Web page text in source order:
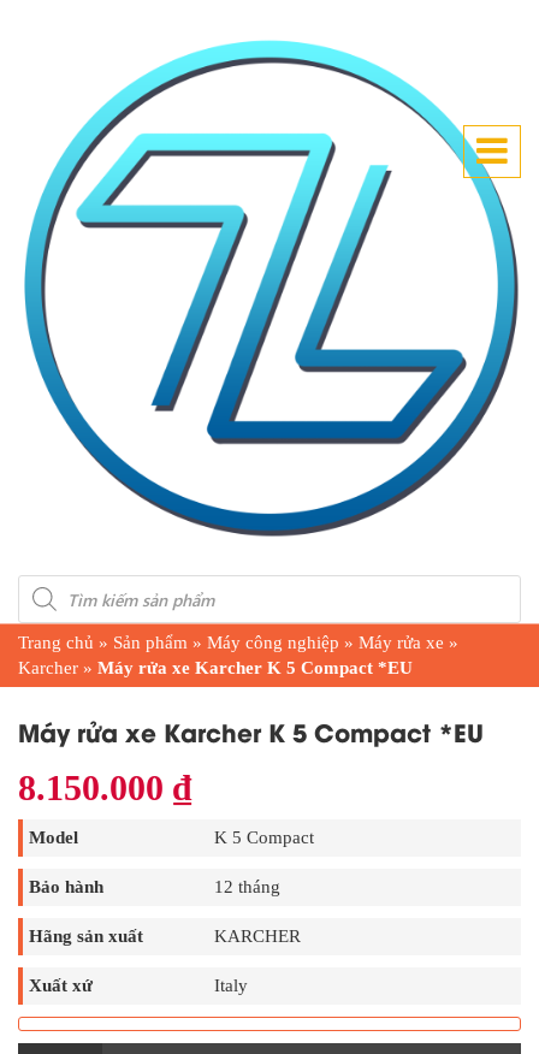
Products
search
Trang chủ » Sản phẩm » Máy công nghiệp » Máy rửa xe »
Karcher » Máy rửa xe Karcher K 5 Compact *EU
Máy rửa xe Karcher K 5 Compact *EU
8.150.000 ₫
Model K 5 Compact
Bảo hành 12 tháng
Hãng sản xuất KARCHER
Xuất xứ Italy